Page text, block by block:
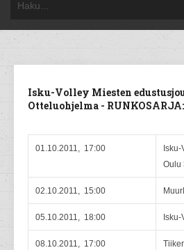
Isku-Volley Miesten
Otteluohjelma - RUNKOSARJA:
01.10.2011, 17:00
Oulu
02.10.2011, 15:00
05.10.2011, 18:00
08.10.2011, 17:00